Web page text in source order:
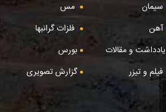
سیمان
مس
آهن
فلزات گرانبها
یادداشت و مقالات
بورس
فیلم و تیزر
گزارش تصویری